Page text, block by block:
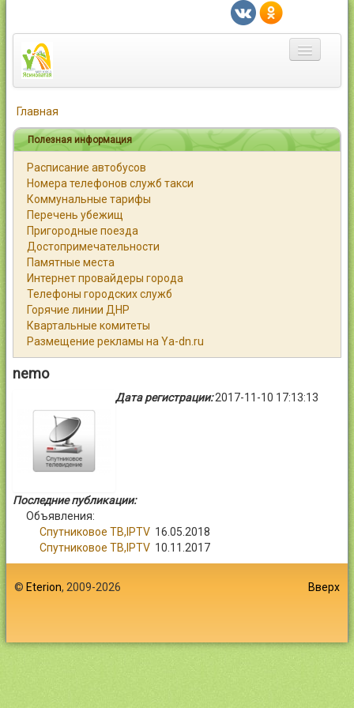
Город
Статьи
Каталог
Справочник
Работа
Объявления
Помощь
Контакты
Главная
Полезная информация
Расписание автобусов
Номера телефонов служб такси
Коммунальные тарифы
Перечень убежищ
Пригородные поезда
Достопримечательности
Памятные места
Интернет провайдеры города
Телефоны городских служб
Горячие линии ДНР
Квартальные комитеты
Размещение рекламы на Ya-dn.ru
nemo
Дата регистрации:2017-11-10 17:13:13
Последние публикации:
Объявления:
Спутниковое ТВ,IPTV 16.05.2018
Спутниковое ТВ,IPTV 10.11.2017
© Eterion, 2009-2026 Вверх